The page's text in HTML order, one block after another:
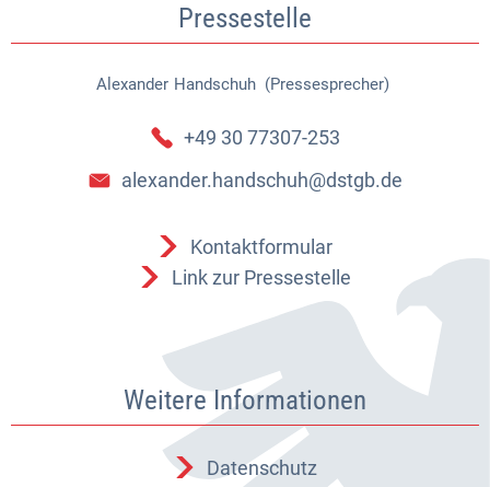
Pressestelle
Alexander Handschuh (Pressesprecher)
Alexander Handschuh
+49 30 77307-253
alexander.handschuh@dstgb.de
Kontaktformular
Link zur Pressestelle
Weitere Informationen
Datenschutz